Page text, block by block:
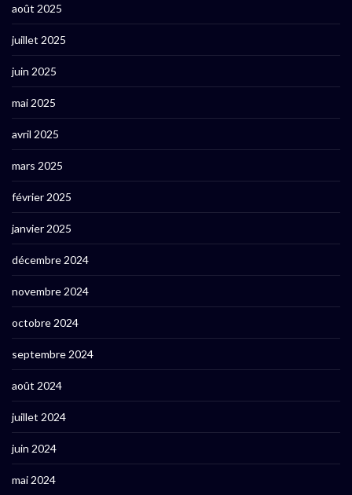
août 2025
juillet 2025
juin 2025
mai 2025
avril 2025
mars 2025
février 2025
janvier 2025
décembre 2024
novembre 2024
octobre 2024
septembre 2024
août 2024
juillet 2024
juin 2024
mai 2024